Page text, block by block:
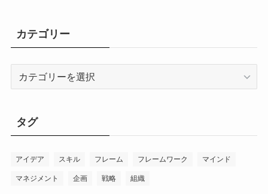
カテゴリー
ー
タグ
アイデア スキル フレーム フレームワーク マインド
マネジメント 企画 戦略 組織